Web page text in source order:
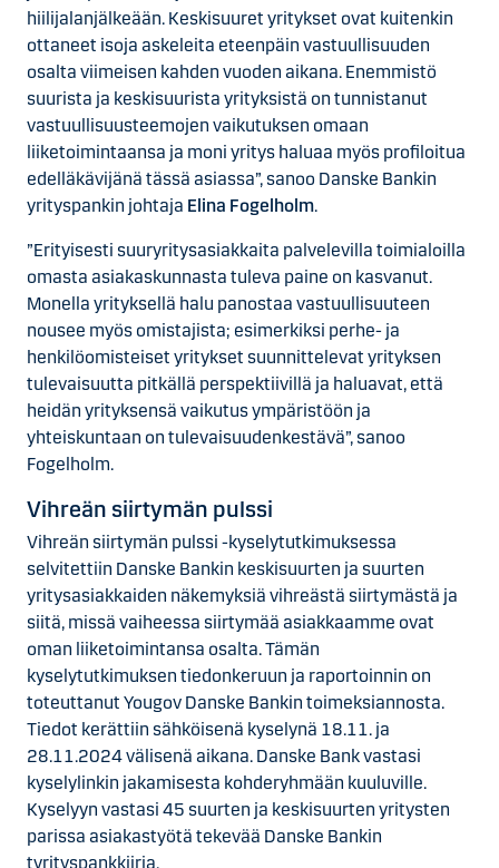
hiilijalanjälkeään. Keskisuuret yritykset ovat kuitenkin
ottaneet isoja askeleita eteenpäin vastuullisuuden
osalta viimeisen kahden vuoden aikana. Enemmistö
suurista ja keskisuurista yrityksistä on tunnistanut
vastuullisuusteemojen vaikutuksen omaan
liiketoimintaansa ja moni yritys haluaa myös profiloitua
edelläkävijänä tässä asiassa”, sanoo Danske Bankin
yrityspankin johtaja Elina Fogelholm.
”Erityisesti suuryritysasiakkaita palvelevilla toimialoilla
omasta asiakaskunnasta tuleva paine on kasvanut.
Monella yrityksellä halu panostaa vastuullisuuteen
nousee myös omistajista; esimerkiksi perhe- ja
henkilöomisteiset yritykset suunnittelevat yrityksen
tulevaisuutta pitkällä perspektiivillä ja haluavat, että
heidän yrityksensä vaikutus ympäristöön ja
yhteiskuntaan on tulevaisuudenkestävä”, sanoo
Fogelholm.
Vihreän siirtymän pulssi
Vihreän siirtymän pulssi -kyselytutkimuksessa
selvitettiin Danske Bankin keskisuurten ja suurten
yritysasiakkaiden näkemyksiä vihreästä siirtymästä ja
siitä, missä vaiheessa siirtymää asiakkaamme ovat
oman liiketoimintansa osalta. Tämän
kyselytutkimuksen tiedonkeruun ja raportoinnin on
toteuttanut Yougov Danske Bankin toimeksiannosta.
Tiedot kerättiin sähköisenä kyselynä 18.11. ja
28.11.2024 välisenä aikana. Danske Bank vastasi
kyselylinkin jakamisesta kohderyhmään kuuluville.
Kyselyyn vastasi 45 suurten ja keskisuurten yritysten
parissa asiakastyötä tekevää Danske Bankin
tyrityspankkiiria.